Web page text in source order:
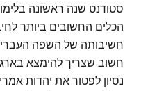
סטודנט שנה ראשונה
הכלים החשובים ביותר
חשיבותה של השפה העברית
חשוב שצריך להימצא
נסיון לפטור את יהדות